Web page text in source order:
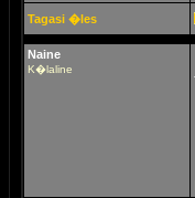
Tagasi �les
Naine
K�laline